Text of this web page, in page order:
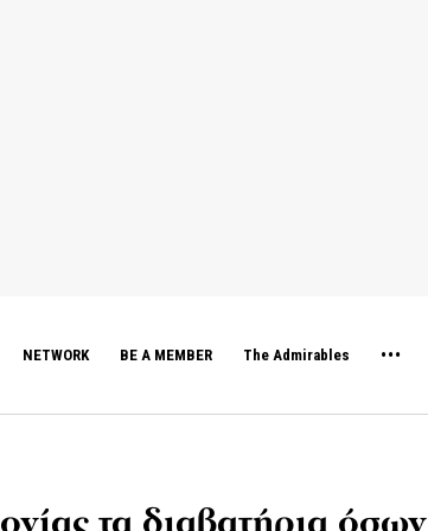
NETWORK BE A MEMBER The Admirables